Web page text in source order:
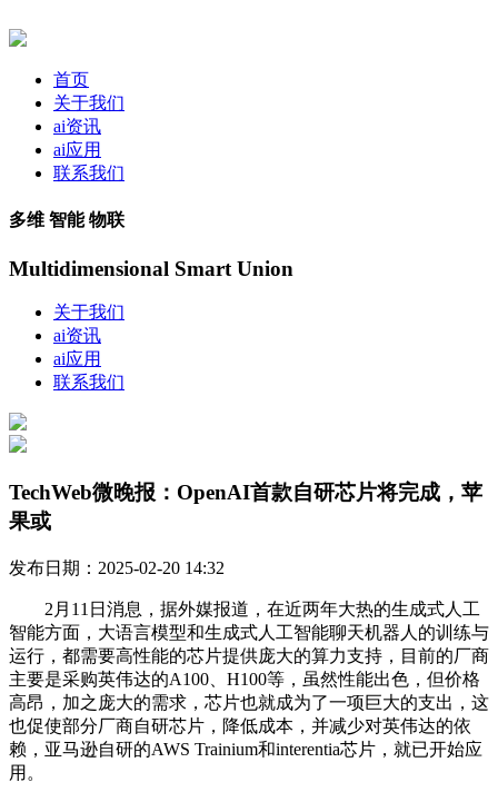
首页
关于我们
ai资讯
ai应用
联系我们
多维 智能 物联
Multidimensional Smart Union
关于我们
ai资讯
ai应用
联系我们
TechWeb微晚报：OpenAI首款自研芯片将完成，苹
果或
发布日期：2025-02-20 14:32
2月11日消息，据外媒报道，在近两年大热的生成式人工
智能方面，大语言模型和生成式人工智能聊天机器人的训练与
运行，都需要高性能的芯片提供庞大的算力支持，目前的厂商
主要是采购英伟达的A100、H100等，虽然性能出色，但价格
高昂，加之庞大的需求，芯片也就成为了一项巨大的支出，这
也促使部分厂商自研芯片，降低成本，并减少对英伟达的依
赖，亚马逊自研的AWS Trainium和interentia芯片，就已开始应
用。